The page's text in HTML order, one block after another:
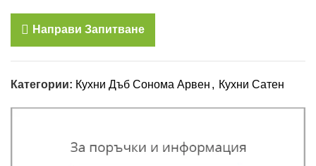
Направи Запитване
Категории: Кухни Дъб Сонома Арвен , Кухни Сатен